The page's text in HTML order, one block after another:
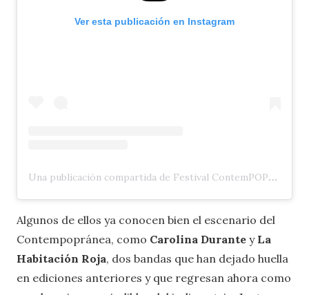
Ver esta publicación en Instagram
Una publicación compartida de Festival ContemPOPranea (@contempopranea)
Algunos de ellos ya conocen bien el escenario del
Contempopránea, como Carolina Durante y La
Habitación Roja, dos bandas que han dejado huella
en ediciones anteriores y que regresan ahora como